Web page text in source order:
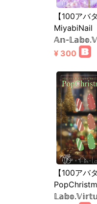
【100アバ
MiyabiNail
𝔸𝕟-
¥ 300
【100アバ